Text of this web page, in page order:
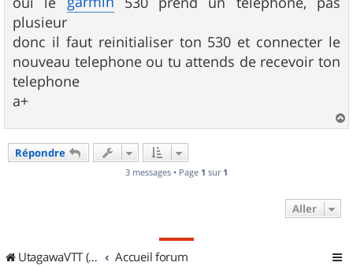
e
plusieur
donc il faut reinitialiser ton 530 et connecter le
nouveau telephone ou tu attends de recevoir ton
telephone
a+
a
Répondre
3 messages • Page 1 sur 1
Aller
UtagawaVTT (Randos VTT et VTTAE avec traces GPS) Accueil forum